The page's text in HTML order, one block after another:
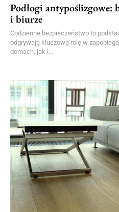
Podłogi antypoślizgowe:
i biurze
Codzienne bezpieczeństwo to
odgrywają kluczową rolę w
domach, jak i...